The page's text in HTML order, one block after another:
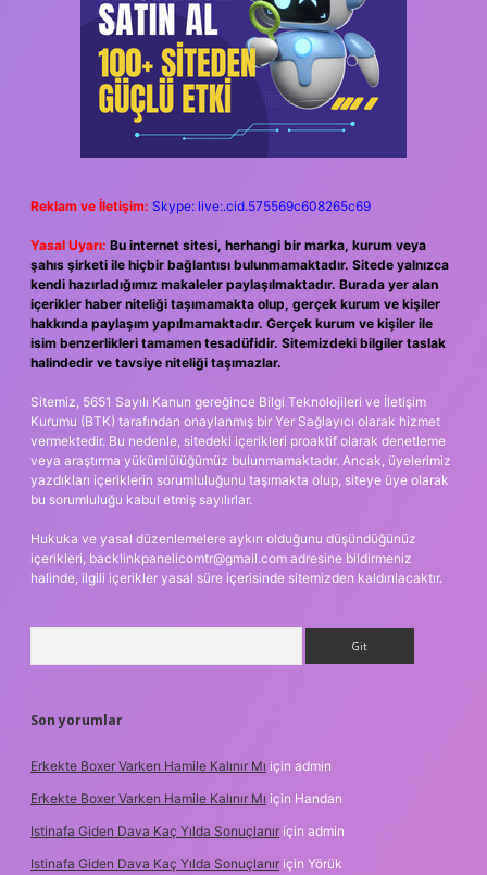
Reklam ve İletişim: Skype: live:.cid.575569c608265c69
Yasal Uyarı: Bu internet sitesi, herhangi bir marka, kurum veya
şahıs şirketi ile hiçbir bağlantısı bulunmamaktadır. Sitede yalnızca
kendi hazırladığımız makaleler paylaşılmaktadır. Burada yer alan
içerikler haber niteliği taşımamakta olup, gerçek kurum ve kişiler
hakkında paylaşım yapılmamaktadır. Gerçek kurum ve kişiler ile
isim benzerlikleri tamamen tesadüfidir. Sitemizdeki bilgiler taslak
halindedir ve tavsiye niteliği taşımazlar.
Sitemiz, 5651 Sayılı Kanun gereğince Bilgi Teknolojileri ve İletişim
Kurumu (BTK) tarafından onaylanmış bir Yer Sağlayıcı olarak hizmet
vermektedir. Bu nedenle, sitedeki içerikleri proaktif olarak denetleme
veya araştırma yükümlülüğümüz bulunmamaktadır. Ancak, üyelerimiz
yazdıkları içeriklerin sorumluluğunu taşımakta olup, siteye üye olarak
bu sorumluluğu kabul etmiş sayılırlar.
Hukuka ve yasal düzenlemelere aykırı olduğunu düşündüğünüz
içerikleri, backlinkpanelicomtr@gmail.com adresine bildirmeniz
halinde, ilgili içerikler yasal süre içerisinde sitemizden kaldırılacaktır.
Son yorumlar
Erkekte Boxer Varken Hamile Kalınır Mı için admin
Erkekte Boxer Varken Hamile Kalınır Mı için Handan
Istinafa Giden Dava Kaç Yılda Sonuçlanır için admin
Istinafa Giden Dava Kaç Yılda Sonuçlanır için Yörük